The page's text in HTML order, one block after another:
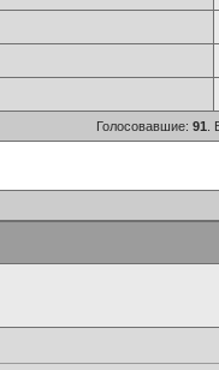
Голосовавшие: 91 .